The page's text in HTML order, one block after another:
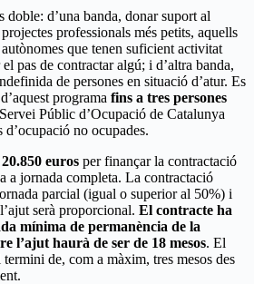
doble: d’una banda, donar suport al
professionals més petits, aquells
que tenen suficient activitat
pas de contractar algú; i d’altra banda,
de persones en situació d’atur. Es
programa fins a tres persones
Públic d’Ocupació de Catalunya
no ocupades.
euros per finançar la contractació
a jornada completa. La contractació
parcial (igual o superior al 50%) i
serà proporcional. El contracte ha
mínima de permanència de la
l’ajut haurà de ser de 18 mesos. El
termini de, com a màxim, tres mesos des